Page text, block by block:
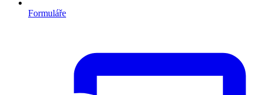
Formuláře